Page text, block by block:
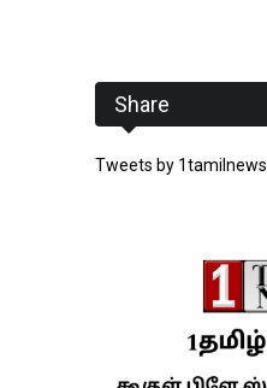
Share
Tweets by 1tamilnews